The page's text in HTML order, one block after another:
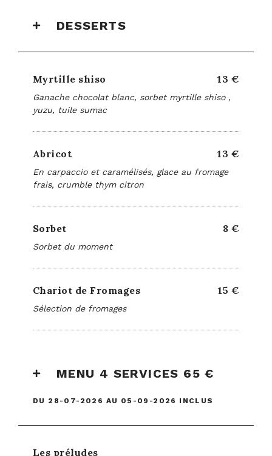
DESSERTS
Myrtille shiso 13 €
Ganache chocolat blanc, sorbet myrtille shiso ,
yuzu, tuile sumac
Abricot 13 €
En carpaccio et caramélisés, glace au fromage
frais, crumble thym citron
Sorbet 8 €
Sorbet du moment
Chariot de Fromages 15 €
Sélection de fromages
MENU 4 SERVICES 65 €
DU 28-07-2026 AU 05-09-2026 INCLUS
Les préludes